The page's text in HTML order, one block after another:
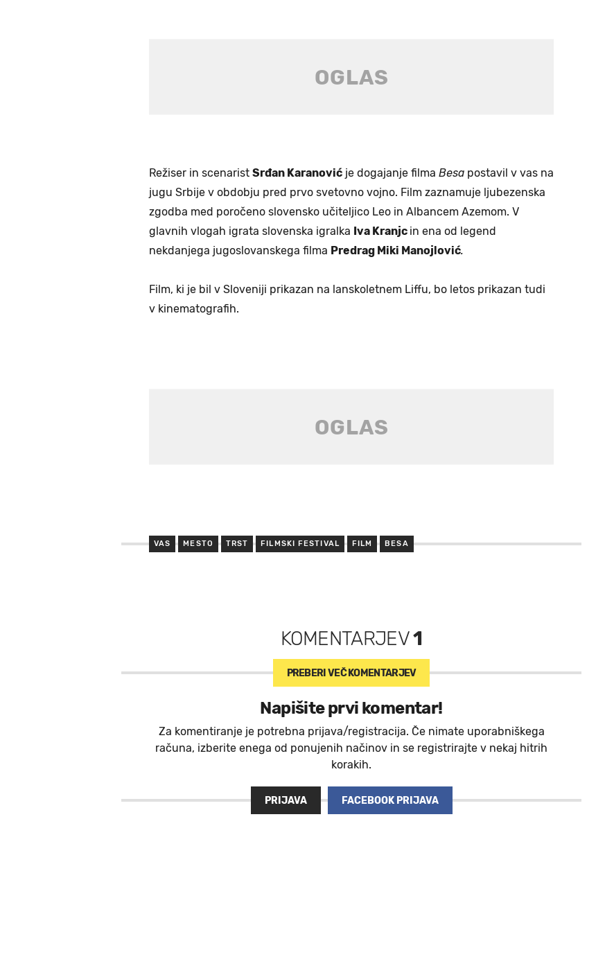
Režiser in scenarist Srđan Karanović je dogajanje filma Besa postavil v vas na
jugu Srbije v obdobju pred prvo svetovno vojno. Film zaznamuje ljubezenska
zgodba med poročeno slovensko učiteljico Leo in Albancem Azemom. V
glavnih vlogah igrata slovenska igralka Iva Kranjc in ena od legend
nekdanjega jugoslovanskega filma Predrag Miki Manojlović.
Film, ki je bil v Sloveniji prikazan na lanskoletnem Liffu, bo letos prikazan tudi
v kinematografih.
VAS MESTO TRST FILMSKI FESTIVAL FILM BESA
KOMENTARJEV1
PREBERI VEČ KOMENTARJEV
Napišite prvi komentar!
Za komentiranje je potrebna prijava/registracija. Če nimate uporabniškega
računa, izberite enega od ponujenih načinov in se registrirajte v nekaj hitrih
korakih.
PRIJAVA FACEBOOK PRIJAVA